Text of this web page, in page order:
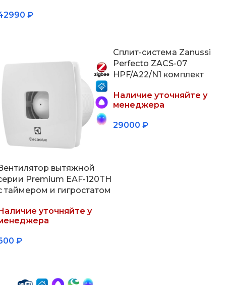
₽
вытяжной
Premium EAF-120TH
таймером и гигростатом
уточняйте у
₽
Сплит-система Zanussi
Perfecto ZACS-07
HPF/A22/N1 комплект
Наличие уточняйте у
менеджера
29000 ₽